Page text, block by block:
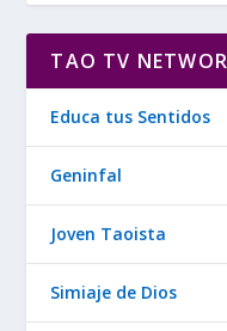
TAO TV
Educa tus Sentidos
Geninfal
Joven Taoista
Simiaje de Dios